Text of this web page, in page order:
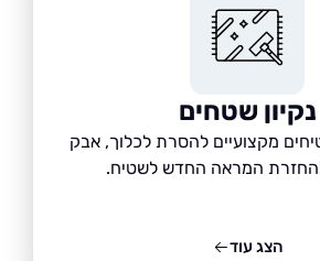
שטחים
להסרת לכלוך, אבק
המראה החדש לשטיח.